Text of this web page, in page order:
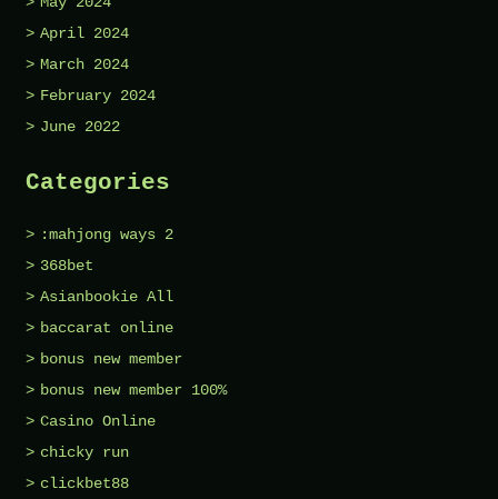
April 2024
March 2024
February 2024
June 2022
Categories
:mahjong ways 2
368bet
Asianbookie All
baccarat online
bonus new member
bonus new member 100%
Casino Online
chicky run
clickbet88